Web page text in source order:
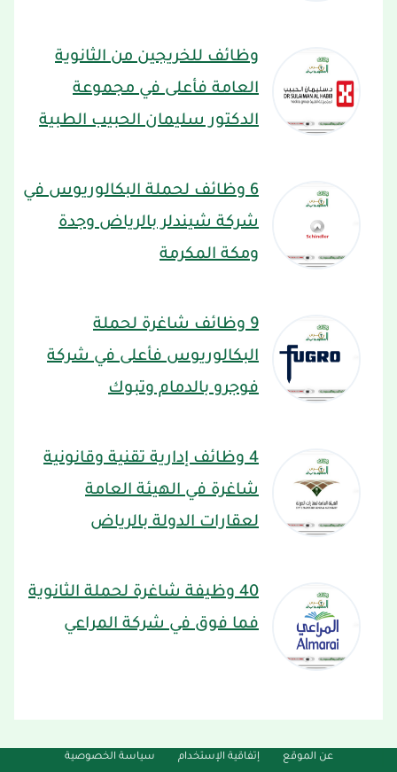
وظائف للخريجين من الثانوية
العامة فأعلى في مجموعة
الدكتور سليمان الحبيب الطبية
6 وظائف لحملة البكالوريوس في
شركة شيندلر بالرياض وجدة
ومكة المكرمة
9 وظائف شاغرة لحملة
البكالوريوس فأعلى في شركة
فوجرو بالدمام وتبوك
4 وظائف إدارية تقنية وقانونية
شاغرة في الهيئة العامة
لعقارات الدولة بالرياض
40 وظيفة شاغرة لحملة الثانوية
فما فوق في شركة المراعي
عن الموقع إتفاقية الإستخدام سياسة الخصوصية